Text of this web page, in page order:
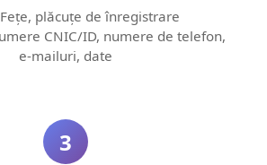
Fețe, plăcuțe de înregistrare
CNIC/ID, numere de telefon,
e‑mailuri, date
3